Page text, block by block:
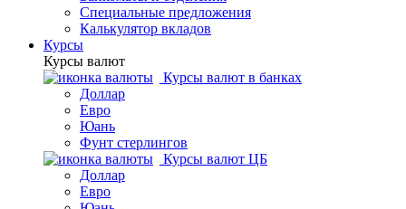
Специальные предложения
Калькулятор вкладов
Курсы
Курсы валют
Курсы валют в банках
Доллар
Евро
Юань
Фунт стерлингов
Курсы валют ЦБ
Доллар
Евро